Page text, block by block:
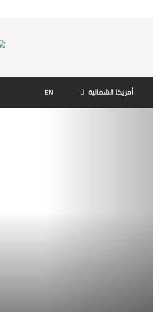
أمريكا الشمالية EN